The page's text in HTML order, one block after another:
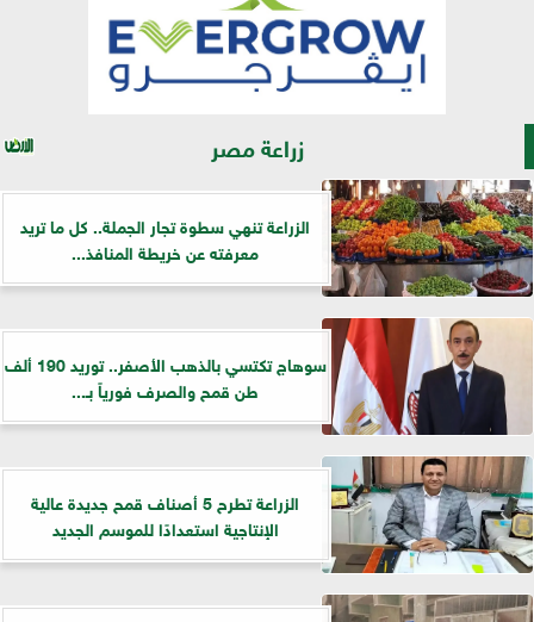
زراعة مصر
الزراعة تنهي سطوة تجار الجملة.. كل ما تريد
معرفته عن خريطة المنافذ...
سوهاج تكتسي بالذهب الأصفر.. توريد 190 ألف
طن قمح والصرف فورياً بـ...
الزراعة تطرح 5 أصناف قمح جديدة عالية
الإنتاجية استعدادًا للموسم الجديد